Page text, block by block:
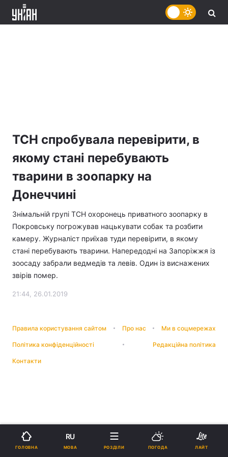
ТСН спробувала перевірити, в
якому стані перебувають
тварини в зоопарку на
Донеччині
Знімальній групі ТСН охоронець приватного зоопарку в
Покровську погрожував нацькувати собак та розбити
камеру. Журналіст приїхав туди перевірити, в якому
стані перебувають тварини. Напередодні на Запоріжжя із
зоосаду забрали ведмедів та левів. Один із виснажених
звірів помер.
21:44, 26.01.2019
Правила користування сайтом Про нас Ми в соцмережах
Політика конфіденційності Редакційна політика
Контакти
ГОЛОВНА
RU
МОВА РОЗДІЛИ ПОГОДА ЛАЙТ